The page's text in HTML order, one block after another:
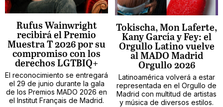
Rufus Wainwright
recibirá el Premio
Muestra T 2026 por su
compromiso con los
derechos LGTBIQ+
El reconocimiento se entregará
el 29 de junio durante la gala
de los Premios MADO 2026 en
el Institut Français de Madrid.
Tokischa, Mon Laferte,
Kany García y Fey: el
Orgullo Latino vuelve
al MADO Madrid
Orgullo 2026
Latinoamérica volverá a estar
representada en el Orgullo de
Madrid con multitud de artistas
y música de diversos estilos.